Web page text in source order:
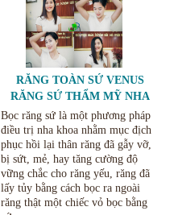
RĂNG TOÀN SỨ VENUS
RĂNG SỨ THẨM MỸ NHA
KHOA THÙY ANH THÁI
NGUYÊN
Bọc răng sứ là một phương pháp
điều trị nha khoa nhằm mục địch
phục hồi lại thân răng đã gẫy vỡ,
bị sứt, mẻ, hay tăng cường độ
vững chắc cho răng yếu, răng đã
lấy tủy bằng cách bọc ra ngoài
răng thật một chiếc vỏ bọc bằng